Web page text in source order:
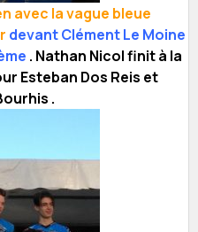
avec la vague bleue
devant Clément Le Moine
. Nathan Nicol finit à la
Esteban Dos Reis et
.